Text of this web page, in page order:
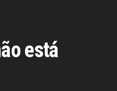
está